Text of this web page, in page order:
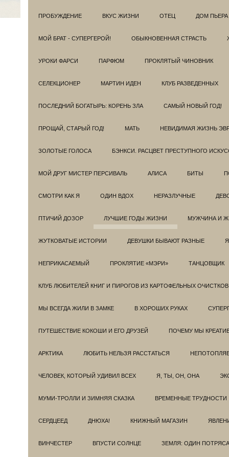
ПРОБУЖДЕНИЕ ВКУС ЖИЗНИ ОТЕЦ ДОМ ПЬЕРА
МОЙ БРАТ - СУПЕРГЕРОЙ! ОБЫКНОВЕННАЯ СТРАСТЬ
УРОКИ ФАРСИ ПАРФЮМ ПРОКЛЯТЫЙ ЧИНОВНИК
СЕЛЕКЦИОНЕР МАРТИН ИДЕН КЛУБ РАЗВЕДEННЫХ
ПОСЛЕДНИЙ БОГАТЫРЬ: КОРЕНЬ ЗЛА САМЫЙ НОВЫЙ ГОД!
ПРОЩАЙ, СТАРЫЙ ГОД! МАТЬ НЕВИДИМАЯ ЖИЗНЬ
ЗОЛОТЫЕ ГОЛОСА БЭНКСИ. РАСЦВЕТ ПРЕСТУПНОГО
МОЙ ДРУГ МИСТЕР ПЕРСИВАЛЬ АЛИСА БИТЫ
СМОТРИ КАК Я ОДИН ВДОХ НЕРАЗЛУЧНЫЕ
ПТИЧИЙ ДОЗОР ЛУЧШИЕ ГОДЫ ЖИЗНИ МУЖЧИНА И
ЖУТКОВАТЫЕ ИСТОРИИ ДЕВУШКИ БЫВАЮТ РАЗНЫЕ
НЕПРИКАСАЕМЫЙ ПРОКЛЯТИЕ «МЭРИ» ТАНЦОВЩИК
КЛУБ ЛЮБИТЕЛЕЙ КНИГ И ПИРОГОВ ИЗ КАРТОФЕЛЬНЫХ ОЧИСТКОВ
МЫ ВСЕГДА ЖИЛИ В ЗАМКЕ В ХОРОШИХ РУКАХ
ПУТЕШЕСТВИЕ КОКОШИ И ЕГО ДРУЗЕЙ ПОЧЕМУ МЫ
АРКТИКА ЛЮБИТЬ НЕЛЬЗЯ РАССТАТЬСЯ
ЧЕЛОВЕК, КОТОРЫЙ УДИВИЛ ВСЕХ Я, ТЫ, ОН, ОНА
МУМИ-ТРОЛЛИ И ЗИМНЯЯ СКАЗКА ВРЕМЕННЫЕ ТРУДНОСТИ
СЕРДЦЕЕД ДНЮХА! КНИЖНЫЙ МАГАЗИН
ВИНЧЕСТЕР ВПУСТИ СОЛНЦЕ ЗЕМЛЯ: ОДИН